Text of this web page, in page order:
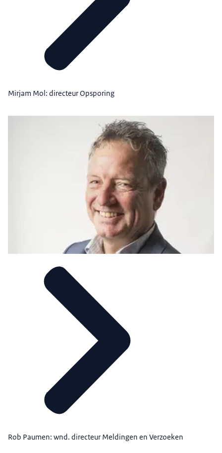
Mirjam Mol: directeur Opsporing
Rob Paumen: wnd. directeur Meldingen en Verzoeken